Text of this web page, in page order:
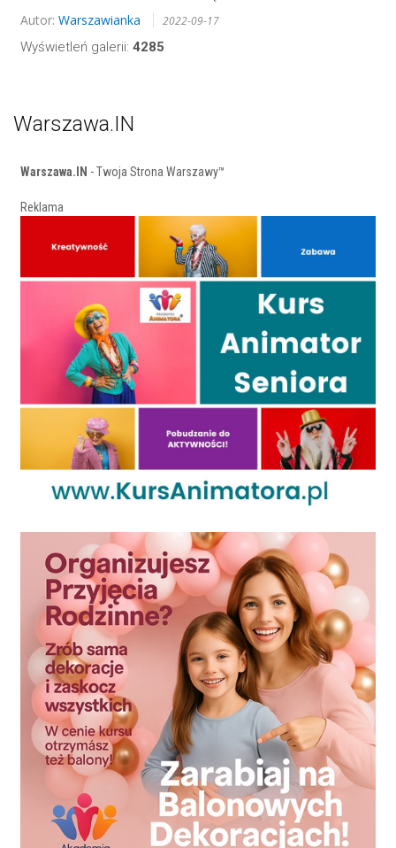
Autor: Warszawianka 2022-09-17
Wyświetleń galerii: 4285
Warszawa.IN
Warszawa.IN - Twoja Strona Warszawy™
Reklama